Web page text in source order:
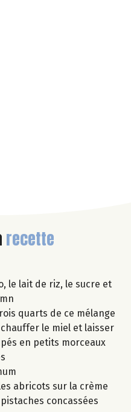
recette
le lait de riz, le sucre et
quarts de ce mélange
le miel et laisser
en petits morceaux
abricots sur la crème
concassées